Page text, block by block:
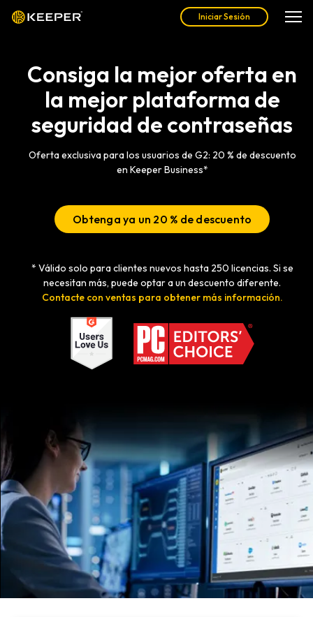
Iniciar Sesión
Consiga la mejor oferta en
la mejor plataforma de
seguridad de contraseñas
Oferta exclusiva para los usuarios de G2: 20 % de descuento
en Keeper Business*
Obtenga ya un 20 % de descuento
* Válido solo para clientes nuevos hasta 250 licencias. Si se
necesitan más, puede optar a un descuento diferente.
Contacte con ventas para obtener más información.